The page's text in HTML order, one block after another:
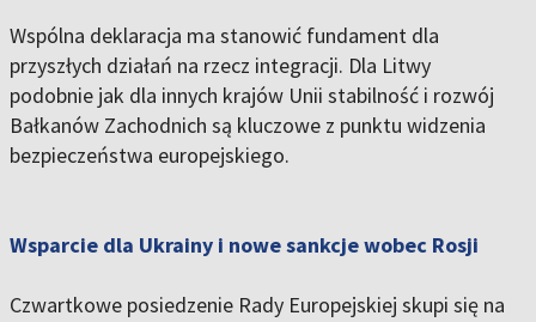
Wspólna deklaracja ma stanowić fundament dla
przyszłych działań na rzecz integracji. Dla Litwy
podobnie jak dla innych krajów Unii stabilność i rozwój
Bałkanów Zachodnich są kluczowe z punktu widzenia
bezpieczeństwa europejskiego.
Wsparcie dla Ukrainy i nowe sankcje wobec Rosji
Czwartkowe posiedzenie Rady Europejskiej skupi się na